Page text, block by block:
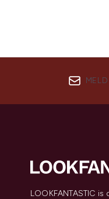
LOOKFANTASTIC